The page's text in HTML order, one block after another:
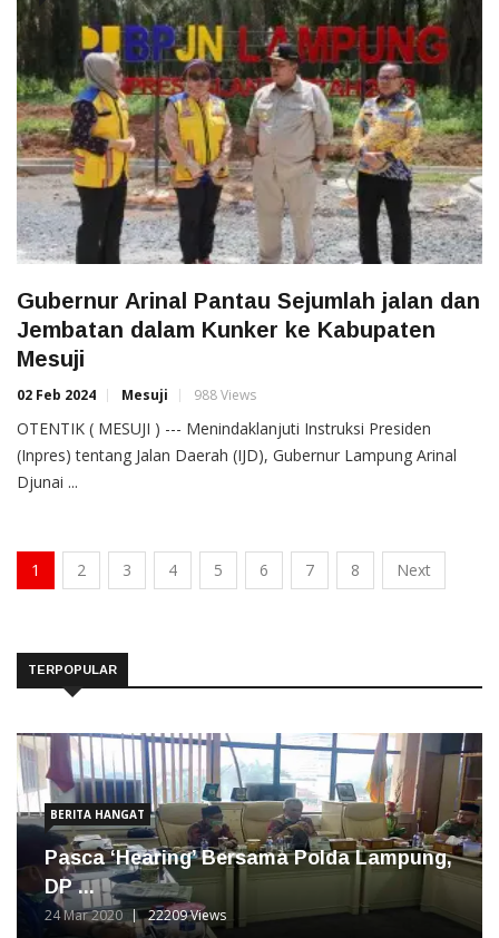
Gubernur Arinal Pantau Sejumlah jalan dan
Jembatan dalam Kunker ke Kabupaten
Mesuji
02 Feb 2024 Mesuji 988 Views
OTENTIK ( MESUJI ) --- Menindaklanjuti Instruksi Presiden
(Inpres) tentang Jalan Daerah (IJD), Gubernur Lampung Arinal
Djunai ...
1 2 3 4 5 6 7 8 Next
TERPOPULAR
BERITA HANGAT
Pasca ‘Hearing’ Bersama Polda Lampung,
DP ...
24 Mar 2020 22209 Views